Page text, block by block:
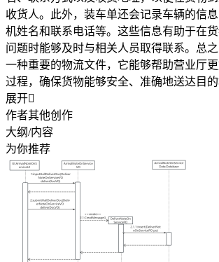
收货人。此外，装车单还会记录车辆的信
机姓名和联系电话等。这些信息有助于在
问题时能够及时与相关人员取得联系。总
一种重要的物流文件，它能够帮助营业厅
过程，确保货物能够安全、准确地送达目的
展开
作者其他创作
大纲/内容
为你推荐